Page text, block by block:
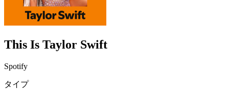
This Is Taylor Swift
Spotify
タイプ